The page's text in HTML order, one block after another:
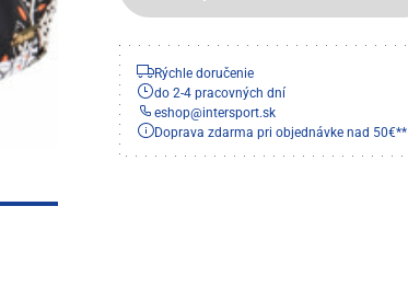
Rýchle doručenie
do 2-4 pracovných dní
eshop@intersport.sk
Doprava zdarma pri objednávke nad 50€**